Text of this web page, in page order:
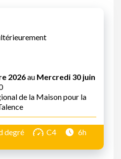
2026au Mercredi 30 juin
de la Maison pour la
degré C4
6h